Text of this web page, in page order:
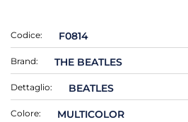
Codice: F0814
Brand: THE BEATLES
Dettaglio: BEATLES
Colore: MULTICOLOR